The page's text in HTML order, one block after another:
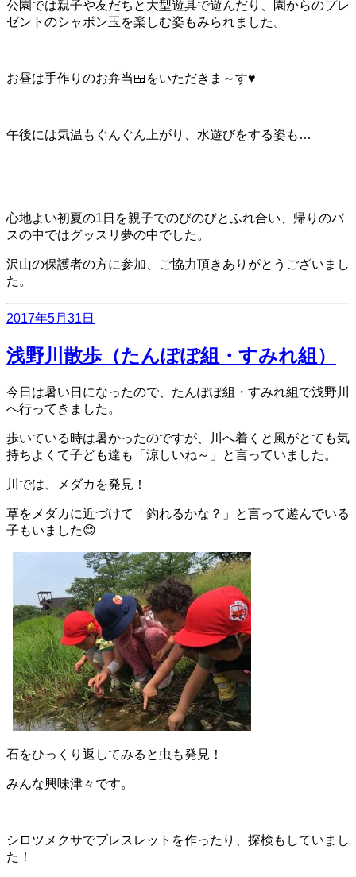
公園では親子や友だちと大型遊具で遊んだり、園からのプレ
ゼントのシャボン玉を楽しむ姿もみられました。
お昼は手作りのお弁当🍱をいただきま～す♥
午後には気温もぐんぐん上がり、水遊びをする姿も…
心地よい初夏の1日を親子でのびのびとふれ合い、帰りのバ
スの中ではグッスリ夢の中でした。
沢山の保護者の方に参加、ご協力頂きありがとうございまし
た。
投
日:
2017年5月31日
浅野川散歩（たんぽぽ組・すみれ組）
今日は暑い日になったので、たんぽぽ組・すみれ組で浅野川
へ行ってきました。
歩いている時は暑かったのですが、川へ着くと風がとても気
持ちよくて子ども達も「涼しいね～」と言っていました。
川では、メダカを発見！
草をメダカに近づけて「釣れるかな？」と言って遊んでいる
子もいました😊
石をひっくり返してみると虫も発見！
みんな興味津々です。
シロツメクサでブレスレットを作ったり、探検もしていまし
た！